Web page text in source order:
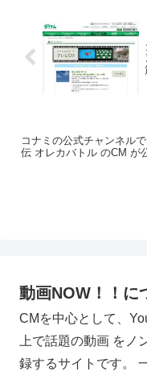
コナミの公式チャンネル
伝 オレカバトル のCM が
動画NOW！！に
CMを中心として、
上で話題の動画 を
録するサイトです。